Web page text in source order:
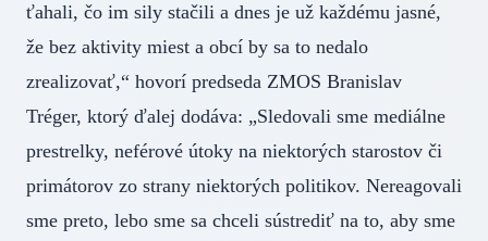
ťahali, čo im sily stačili a dnes je už každému jasné,
že bez aktivity miest a obcí by sa to nedalo
zrealizovať,“ hovorí predseda ZMOS Branislav
Tréger, ktorý ďalej dodáva: „Sledovali sme mediálne
prestrelky, neférové útoky na niektorých starostov či
primátorov zo strany niektorých politikov. Nereagovali
sme preto, lebo sme sa chceli sústrediť na to, aby sme